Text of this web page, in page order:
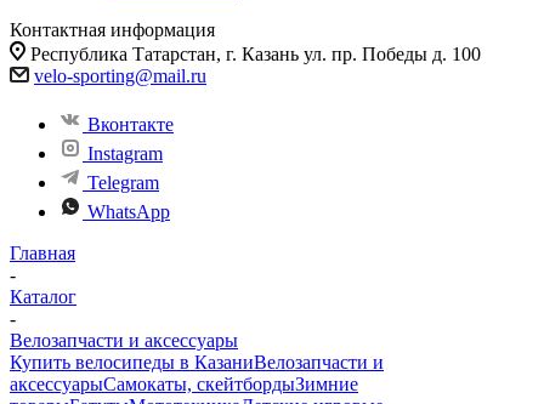
Контактная информация
Республика Татарстан, г. Казань ул. пр. Победы д. 100
velo-sporting@mail.ru
Вконтакте
Instagram
Telegram
WhatsApp
Главная
-
Каталог
-
Велозапчасти и аксессуары
Купить велосипеды в КазаниВелозапчасти и
аксессуарыСамокаты, скейтбордыЗимние